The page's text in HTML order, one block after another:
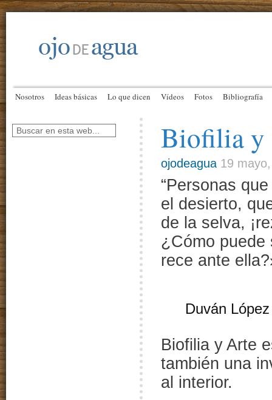
Nosotros Ideas básicas Lo que dicen Vídeos Fotos Bibliografía
Biofilia y
ojodeagua 19
“Personas
el desierto,
de la selva,
¿Cómo puede
rece ante
Duván López
Biofilia y Arte
también una
al interior.